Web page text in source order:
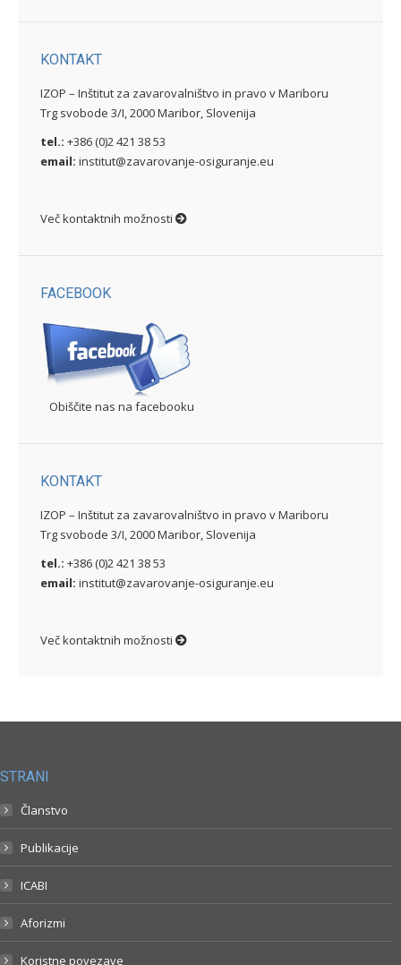
KONTAKT
IZOP – Inštitut za zavarovalništvo in pravo v Mariboru
Trg svobode 3/I, 2000 Maribor, Slovenija
tel.: +386 (0)2 421 38 53
email: institut@zavarovanje-osiguranje.eu
Več kontaktnih možnosti
FACEBOOK
Obiščite nas na facebooku
KONTAKT
IZOP – Inštitut za zavarovalništvo in pravo v Mariboru
Trg svobode 3/I, 2000 Maribor, Slovenija
tel.: +386 (0)2 421 38 53
email: institut@zavarovanje-osiguranje.eu
Več kontaktnih možnosti
STRANI
Članstvo
Publikacije
ICABI
Aforizmi
Koristne povezave